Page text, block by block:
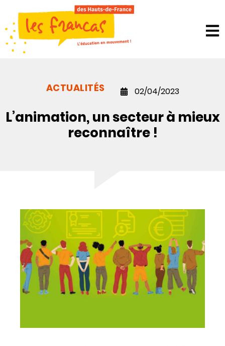
ACTUALITÉS 02/04/2023
L’animation, un secteur à mieux
reconnaître !
Panneau de gestion des cookies